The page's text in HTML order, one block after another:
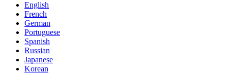
English
French
German
Portuguese
Spanish
Russian
Japanese
Korean